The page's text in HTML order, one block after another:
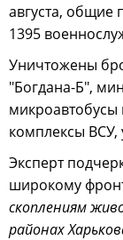
августа, общие
1395
Уничтожены
"Богдана-Б",
комплексы ВСУ,
Эксперт
широкому
скоплениям
районах